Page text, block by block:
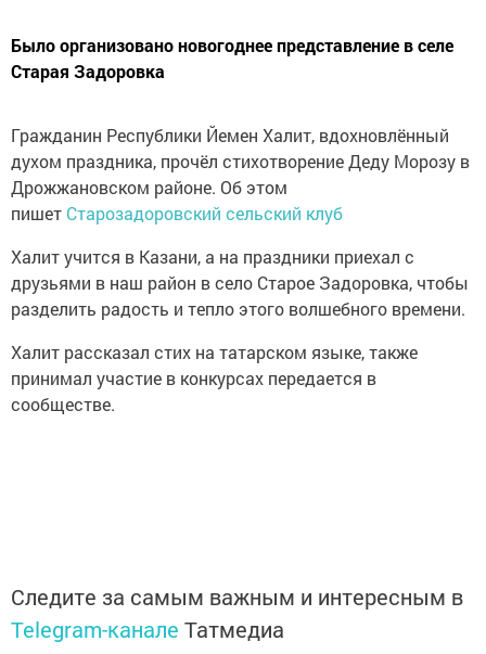
Было организовано новогоднее представление в селе
Старая Задоровка
Гражданин Республики Йемен Халит, вдохновлённый
духом праздника, прочёл стихотворение Деду Морозу в
Дрожжановском районе. Об этом
пишет Старозадоровский сельский клуб
Халит учится в Казани, а на праздники приехал с
друзьями в наш район в село Старое Задоровка, чтобы
разделить радость и тепло этого волшебного времени.
Халит рассказал стих на татарском языке, также
принимал участие в конкурсах передается в
сообществе.
Следите за самым важным и интересным в
Telegram-канале Татмедиа